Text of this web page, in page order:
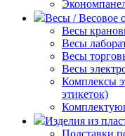
Весы / Весовое
Весы
Весы
Весы
Весы
Комплексы
этикеток)
Изделия из
Подставки